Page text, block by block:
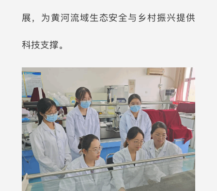
展，为黄河流域生态安全与乡村振兴提供
科技支撑。